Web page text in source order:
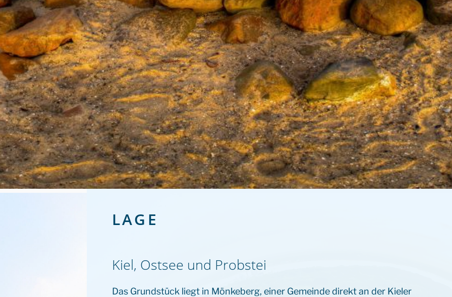
LAGE
Kiel, Ostsee und Probstei
Das Grundstück liegt in Mönkeberg, einer Gemeinde direkt an der Kieler